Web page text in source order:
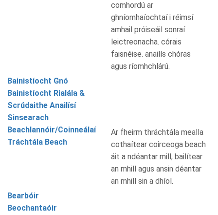
comhordú ar
ghníomhaíochtaí i réimsí
amhail próiseáil sonraí
leictreonacha. córais
faisnéise. anailís chóras
agus ríomhchlárú.
Bainistíocht Gnó
Bainistíocht Rialála &
Scrúdaithe Anailísí
Sinsearach
Beachlannóir/Coinneálaí
Tráchtála Beach
Ar fheirm thráchtála mealla
cothaítear coirceoga beach
áit a ndéantar mill, bailítear
an mhill agus ansin déantar
an mhill sin a dhíol.
Bearbóir
Beochantaóir